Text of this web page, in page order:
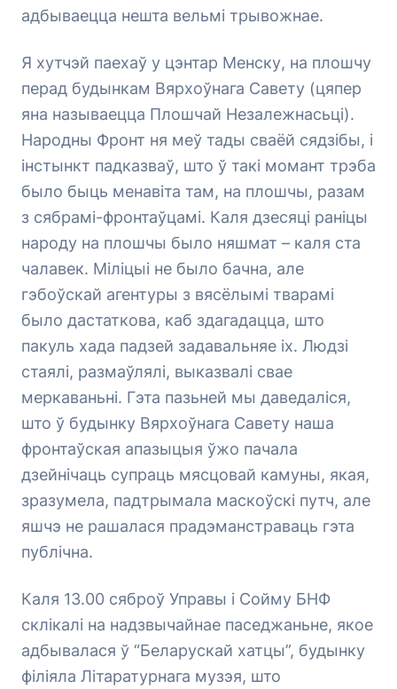
адбываецца нешта вельмі трывожнае.
Я хутчэй паехаў у цэнтар Менску, на плошчу
перад будынкам Вярхоўнага Савету (цяпер
яна называецца Плошчай Незалежнасьці).
Народны Фронт ня меў тады сваёй сядзібы, і
інстынкт падказваў, што ў такі момант трэба
было быць менавіта там, на плошчы, разам
з сябрамі-фронтаўцамі. Каля дзесяці раніцы
народу на плошчы было няшмат – каля ста
чалавек. Міліцыі не было бачна, але
гэбоўскай агентуры з вясёлымі тварамі
было дастаткова, каб здагадацца, што
пакуль хада падзей задавальняе іх. Людзі
стаялі, размаўлялі, выказвалі свае
меркаваньні. Гэта пазьней мы даведаліся,
што ў будынку Вярхоўнага Савету наша
фронтаўская апазыцыя ўжо пачала
дзейнічаць супраць мясцовай камуны, якая,
зразумела, падтрымала маскоўскі путч, але
яшчэ не рашалася прадэманстраваць гэта
публічна.
Каля 13.00 сяброў Управы і Сойму БНФ
склікалі на надзвычайнае паседжаньне, якое
адбывалася ў “Беларускай хатцы”, будынку
філіяла Літаратурнага музэя, што